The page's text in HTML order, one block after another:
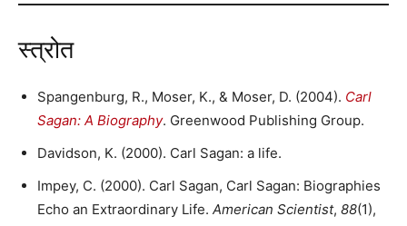
स्त्रोत
Spangenburg, R., Moser, K., & Moser, D. (2004). Carl
Sagan: A Biography. Greenwood Publishing Group.
Davidson, K. (2000). Carl Sagan: a life.
Impey, C. (2000). Carl Sagan, Carl Sagan: Biographies
Echo an Extraordinary Life. American Scientist, 88(1),